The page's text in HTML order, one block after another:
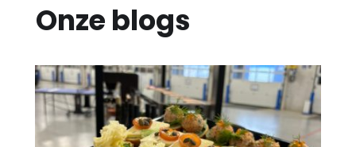
Onze blogs